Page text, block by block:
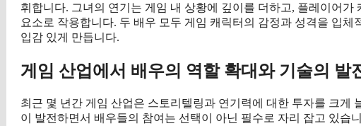
휘합니다. 그녀의 연기는 게임 내 상황에 깊이를 더하고, 플레이어
요소로 작용합니다. 두 배우 모두 게임 캐릭터의 감정과 성격을 입
입감 있게 만듭니다.
게임 산업에서 배우의 역할 확대와 기술의 발
최근 몇 년간 게임 산업은 스토리텔링과 연기력에 대한 투자를 크게
이 발전하면서 배우들의 참여는 선택이 아닌 필수로 자리 잡고 있습